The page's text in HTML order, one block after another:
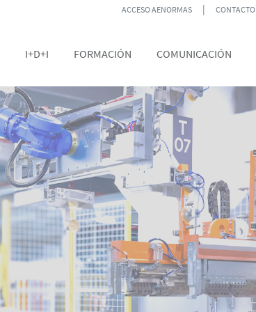
ACCESO AENORMAS | CONTACTO
I+D+I FORMACIÓN COMUNICACIÓN